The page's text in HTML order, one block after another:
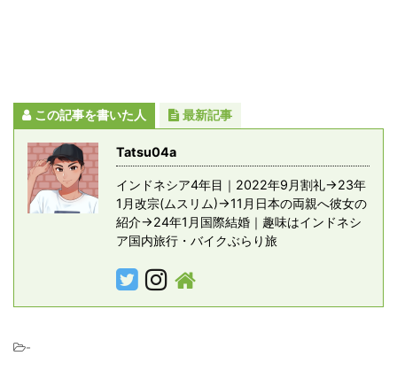
この記事を書いた人 最新記事
Tatsu04a
インドネシア4年目｜2022年9月割礼→23年
1月改宗(ムスリム)→11月日本の両親へ彼女の
紹介→24年1月国際結婚｜趣味はインドネシ
ア国内旅行・バイクぶらり旅
-